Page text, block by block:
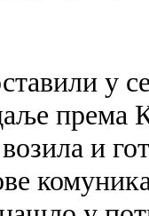
у
и